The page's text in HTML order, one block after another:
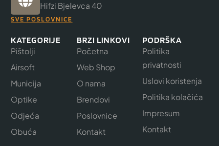
Hifzi Bjelevca 40
SVE POSLOVNICE
KATEGORIJE
Pištolji
Airsoft
Municija
Optike
Odjeća
Obuća
BRZI LINKOVI
Početna
Web Shop
O nama
Brendovi
Poslovnice
Kontakt
PODRŠKA
Politika
privatnosti
Uslovi koristenja
Politika kolačića
Impresum
Kontakt